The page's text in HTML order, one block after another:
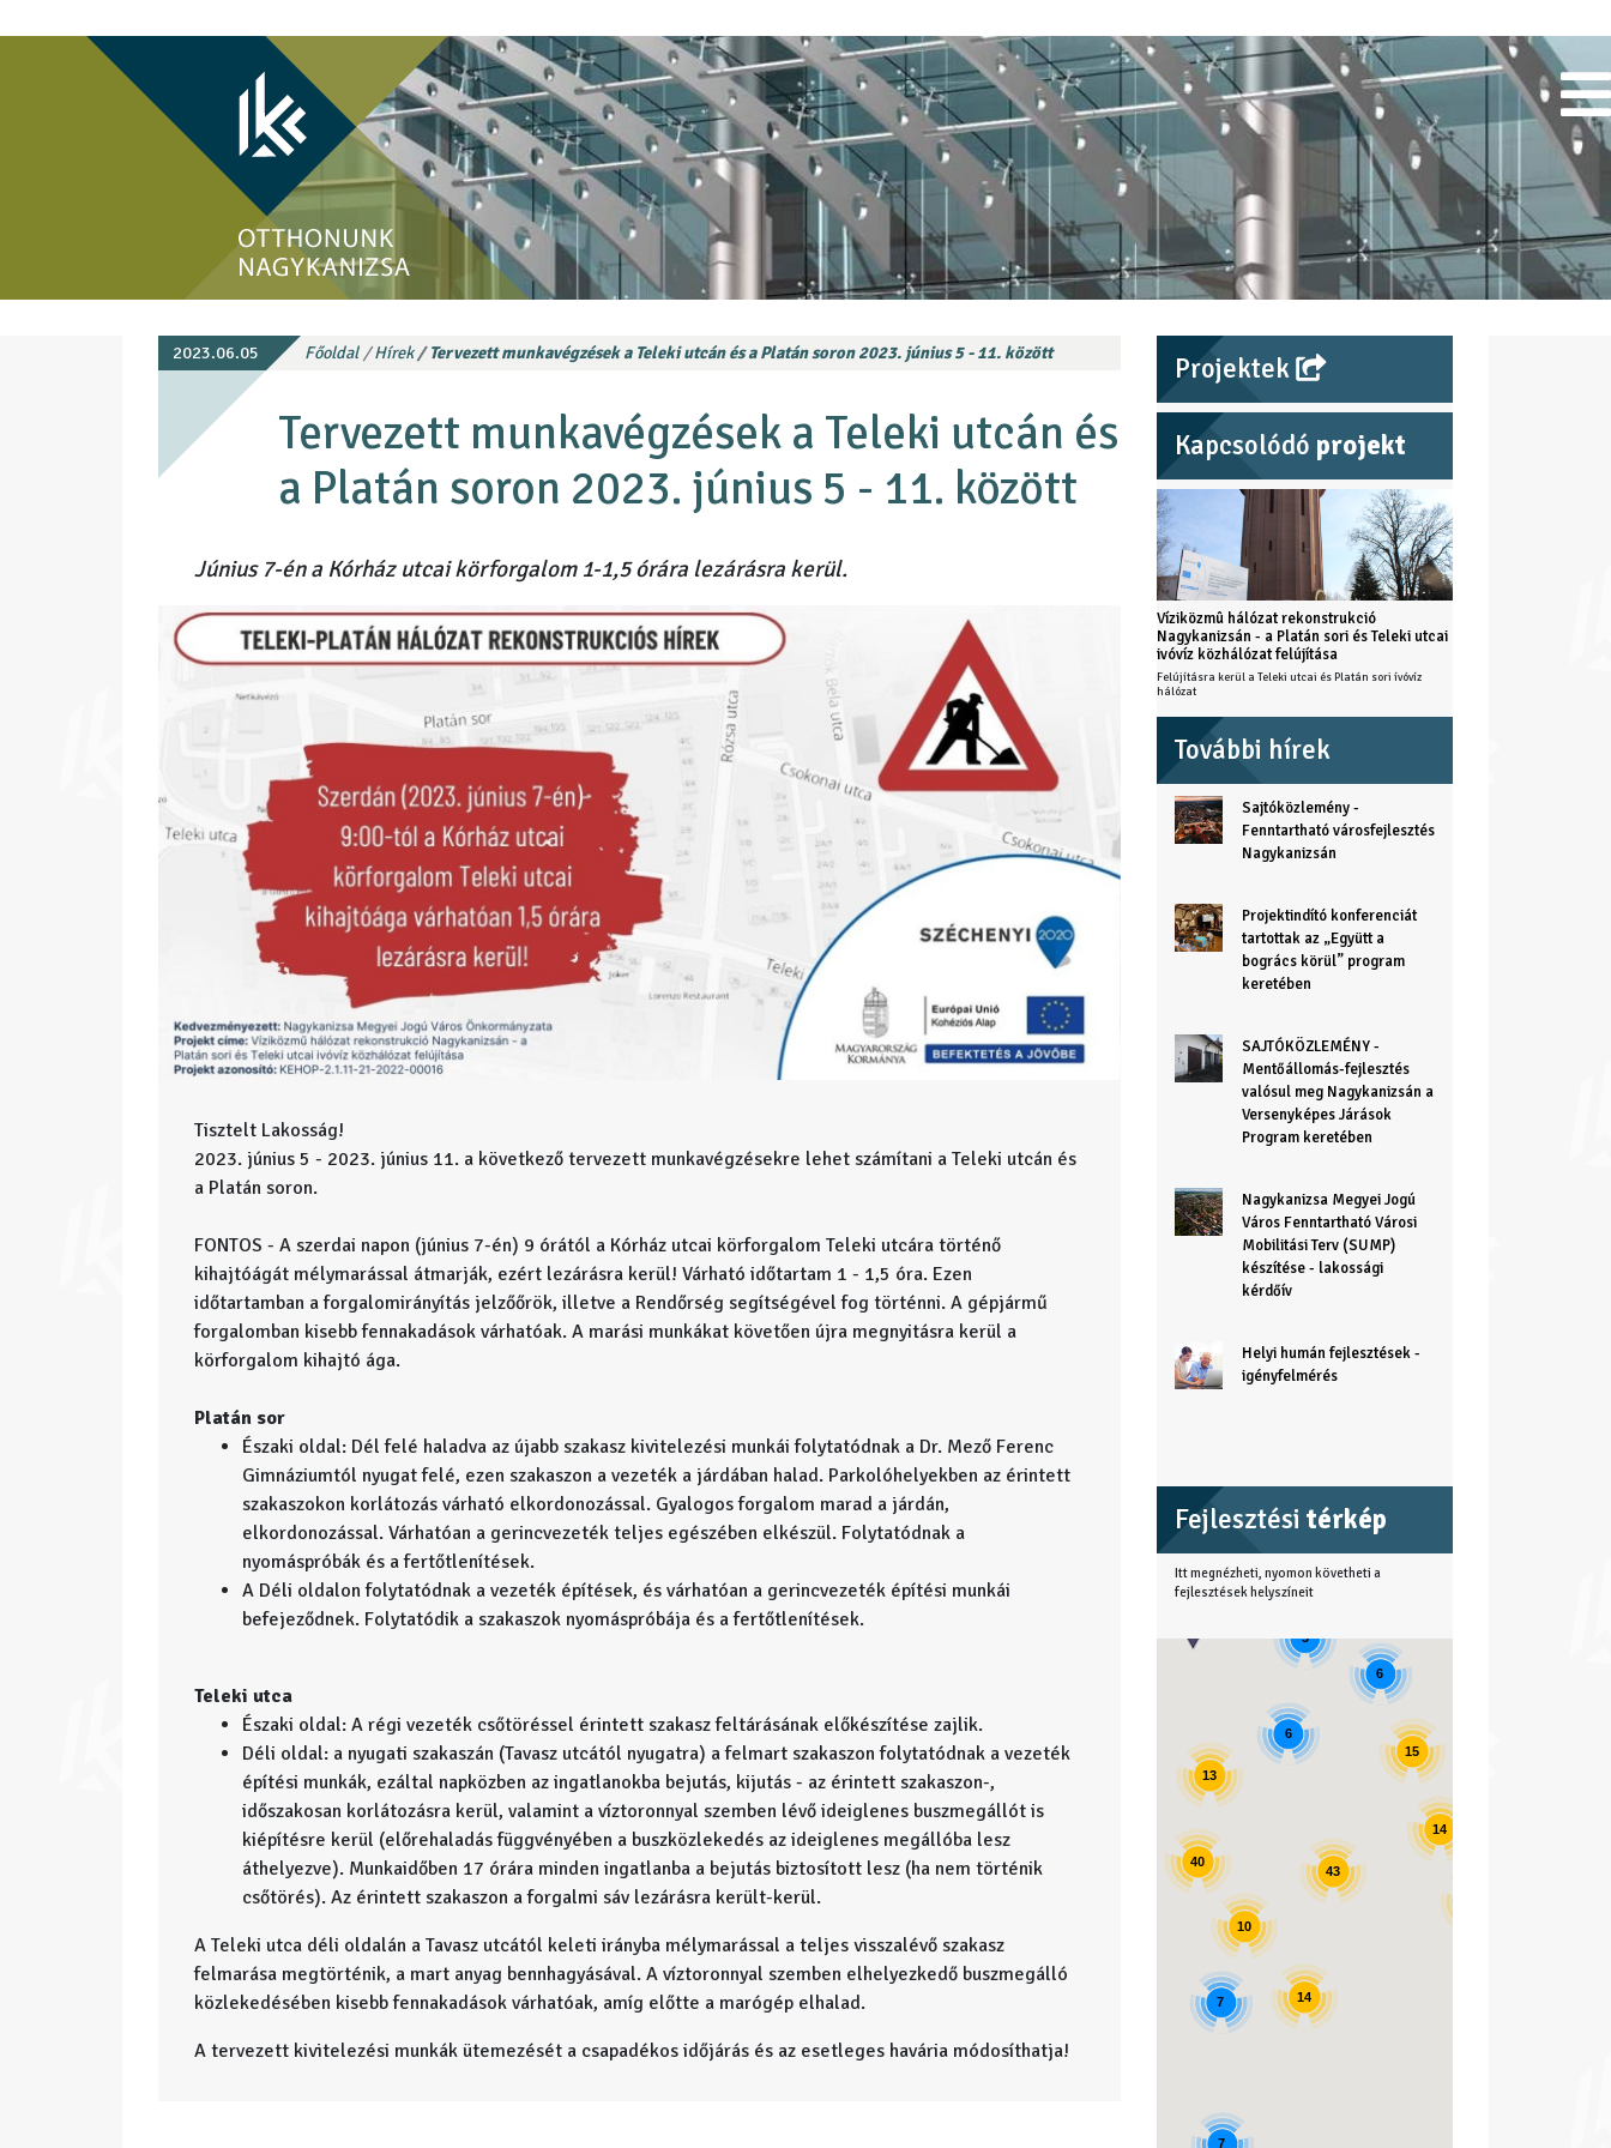
2023.06.05 Főoldal Hírek Tervezett munkavégzések a Teleki utcán és a Platán soron 2023. június 5 - 11. között
Tervezett munkavégzések a Teleki utcán és
a Platán soron 2023. június 5 - 11. között
Június 7-én a Kórház utcai körforgalom 1-1,5 órára lezárásra kerül.
Tisztelt Lakosság!
2023. június 5 - 2023. június 11. a következő tervezett munkavégzésekre lehet számítani a Teleki utcán és
a Platán soron.
FONTOS - A szerdai napon (június 7-én) 9 órától a Kórház utcai körforgalom Teleki utcára történő
kihajtóágát mélymarással átmarják, ezért lezárásra kerül! Várható időtartam 1 - 1,5 óra. Ezen
időtartamban a forgalomirányítás jelzőőrök, illetve a Rendőrség segítségével fog történni. A gépjármű
forgalomban kisebb fennakadások várhatóak. A marási munkákat követően újra megnyitásra kerül a
körforgalom kihajtó ága.
Platán sor
Északi oldal: Dél felé haladva az újabb szakasz kivitelezési munkái folytatódnak a Dr. Mező Ferenc
Gimnáziumtól nyugat felé, ezen szakaszon a vezeték a járdában halad. Parkolóhelyekben az érintett
szakaszokon korlátozás várható elkordonozással. Gyalogos forgalom marad a járdán,
elkordonozással. Várhatóan a gerincvezeték teljes egészében elkészül. Folytatódnak a
nyomáspróbák és a fertőtlenítések.
A Déli oldalon folytatódnak a vezeték építések, és várhatóan a gerincvezeték építési munkái
befejeződnek. Folytatódik a szakaszok nyomáspróbája és a fertőtlenítések.
Teleki utca
Északi oldal: A régi vezeték csőtöréssel érintett szakasz feltárásának előkészítése zajlik.
Déli oldal: a nyugati szakaszán (Tavasz utcától nyugatra) a felmart szakaszon folytatódnak a vezeték
építési munkák, ezáltal napközben az ingatlanokba bejutás, kijutás - az érintett szakaszon-,
időszakosan korlátozásra kerül, valamint a víztoronnyal szemben lévő ideiglenes buszmegállót is
kiépítésre kerül (előrehaladás függvényében a buszközlekedés az ideiglenes megállóba lesz
áthelyezve). Munkaidőben 17 órára minden ingatlanba a bejutás biztosított lesz (ha nem történik
csőtörés). Az érintett szakaszon a forgalmi sáv lezárásra került-kerül.
A Teleki utca déli oldalán a Tavasz utcától keleti irányba mélymarással a teljes visszalévő szakasz
felmarása megtörténik, a mart anyag bennhagyásával. A víztoronnyal szemben elhelyezkedő buszmegálló
közlekedésében kisebb fennakadások várhatóak, amíg előtte a marógép elhalad.
A tervezett kivitelezési munkák ütemezését a csapadékos időjárás és az esetleges havária módosíthatja!
Projektek
Kapcsolódó projekt
Víziközmû hálózat rekonstrukció
Nagykanizsán - a Platán sori és Teleki utcai
ivóvíz közhálózat felújítása
Felújításra kerül a Teleki utcai és Platán sori ívóvíz
hálózat
További hírek
Sajtóközlemény -
Fenntartható városfejlesztés
Nagykanizsán
Projektindító konferenciát
tartottak az „Együtt a
bogrács körül” program
keretében
SAJTÓKÖZLEMÉNY -
Mentőállomás-fejlesztés
valósul meg Nagykanizsán a
Versenyképes Járások
Program keretében
Nagykanizsa Megyei Jogú
Város Fenntartható Városi
Mobilitási Terv (SUMP)
készítése - lakossági
kérdőív
Helyi humán fejlesztések -
igényfelmérés
Fejlesztési térkép
Itt megnézheti, nyomon követheti a
fejlesztések helyszíneit
14
40
7
43
6
13
15
6
3
7
14
10